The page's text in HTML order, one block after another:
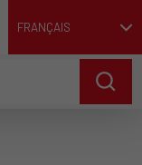
FRANÇAIS